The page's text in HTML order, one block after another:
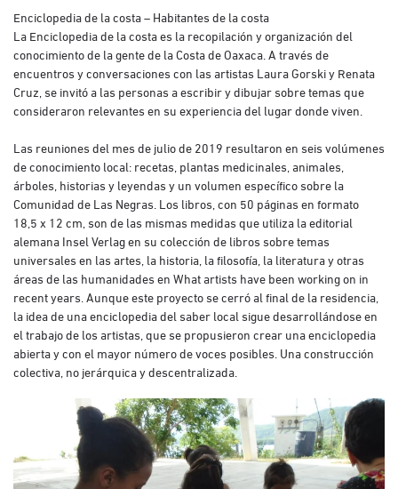
Enciclopedia de la costa – Habitantes de la costa
La Enciclopedia de la costa es la recopilación y organización del
conocimiento de la gente de la Costa de Oaxaca. A través de
encuentros y conversaciones con las artistas Laura Gorski y Renata
Cruz, se invitó a las personas a escribir y dibujar sobre temas que
consideraron relevantes en su experiencia del lugar donde viven.
Las reuniones del mes de julio de 2019 resultaron en seis volúmenes
de conocimiento local: recetas, plantas medicinales, animales,
árboles, historias y leyendas y un volumen específico sobre la
Comunidad de Las Negras. Los libros, con 50 páginas en formato
18,5 x 12 cm, son de las mismas medidas que utiliza la editorial
alemana Insel Verlag en su colección de libros sobre temas
universales en las artes, la historia, la filosofía, la literatura y otras
áreas de las humanidades en What artists have been working on in
recent years. Aunque este proyecto se cerró al final de la residencia,
la idea de una enciclopedia del saber local sigue desarrollándose en
el trabajo de los artistas, que se propusieron crear una enciclopedia
abierta y con el mayor número de voces posibles. Una construcción
colectiva, no jerárquica y descentralizada.